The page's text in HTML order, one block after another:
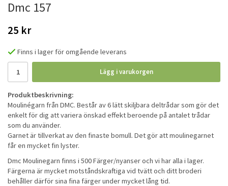
Dmc 157
25 kr
Finns i lager för omgående leverans
Lägg i varukorgen
Produktbeskrivning:
Moulinégarn från DMC. Består av 6 lätt skiljbara deltrådar som gör det
enkelt för dig att variera önskad effekt beroende på antalet trådar
som du använder.
Garnet är tillverkat av den finaste bomull. Det gör att moulinegarnet
får en mycket fin lyster.
Dmc Moulinegarn finns i 500 Färger/nyanser och vi har alla i lager.
Färgerna är mycket motståndskraftiga vid tvätt och ditt broderi
behåller därför sina fina färger under mycket lång tid.